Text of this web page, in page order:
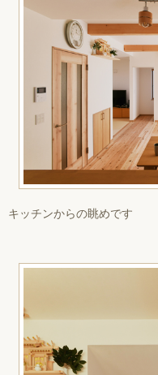
キッチンからの眺めです